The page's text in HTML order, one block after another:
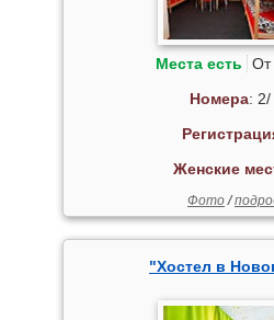
Места есть От
Номера: 2/
Женские
Фото/
"Хостел в